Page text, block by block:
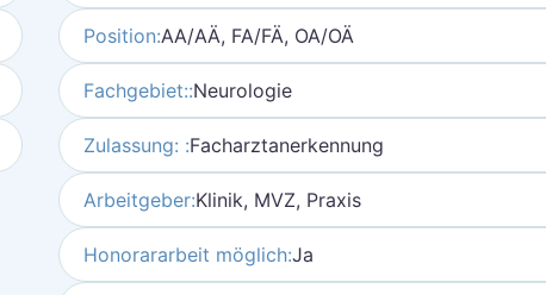
Position:AA/AÄ, FA/FÄ, OA/OÄ
Fachgebiet::Neurologie
Zulassung: :Facharztanerkennung
Arbeitgeber:Klinik, MVZ, Praxis
Honorararbeit möglich:Ja